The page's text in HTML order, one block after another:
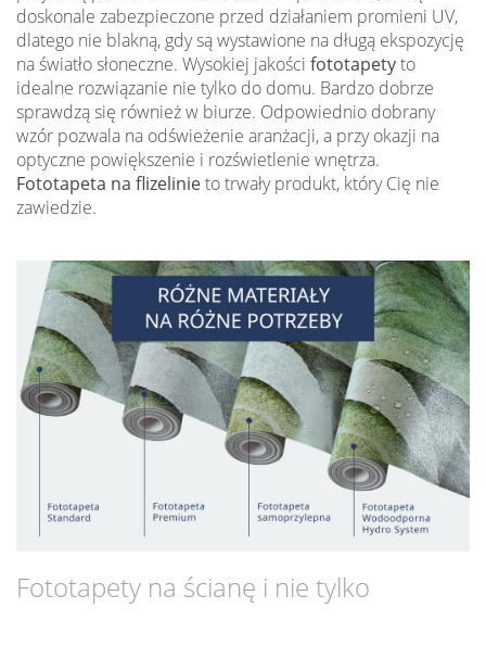
doskonale zabezpieczone przed działaniem promieni UV,
dlatego nie blakną, gdy są wystawione na długą ekspozycję
na światło słoneczne. Wysokiej jakości fototapetyto
idealne rozwiązanie nie tylko do domu. Bardzo dobrze
sprawdzą się również w biurze. Odpowiednio dobrany
wzór pozwala na odświeżenie aranżacji, a przy okazji na
optyczne powiększenie i rozświetlenie wnętrza.
Fototapeta na flizelinieto trwały produkt, który Cię nie
zawiedzie.
Fototapety na ścianę i nie tylko